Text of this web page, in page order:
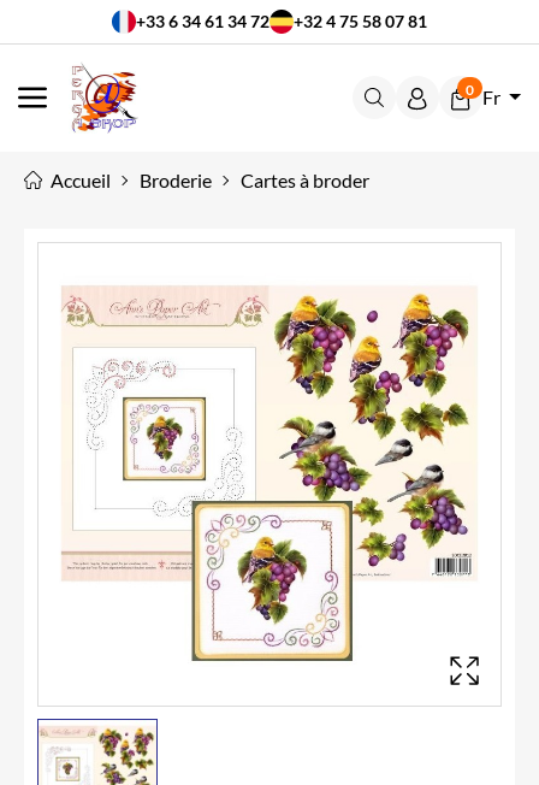
+33 6 34 61 34 72 +32 4 75 58 07 81
MENU
0 Fr
Accueil Broderie Cartes à broder